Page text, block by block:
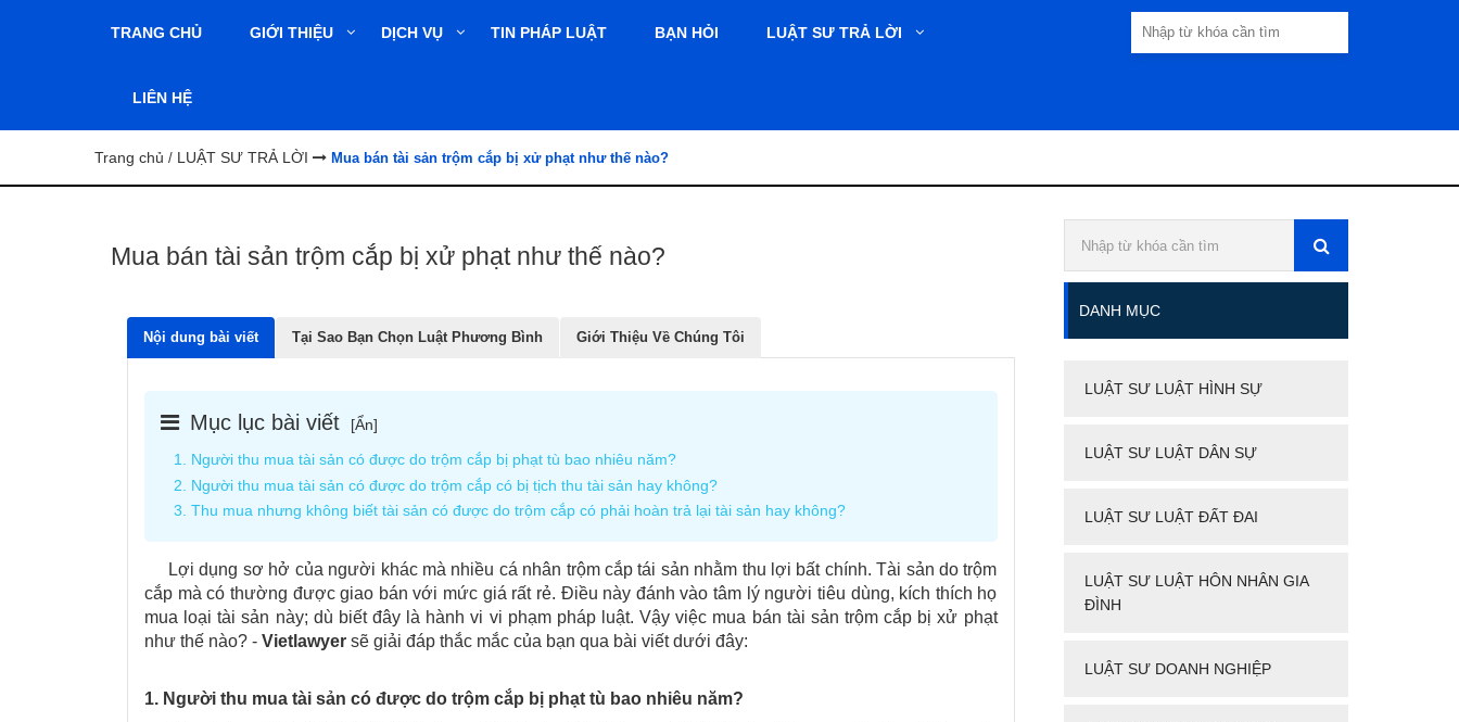
TRANG CHỦ GIỚI THIỆU DỊCH VỤ TIN PHÁP LUẬT BẠN HỎI LUẬT SƯ TRẢ LỜI
LIÊN HỆ
Trang chủ / LUẬT SƯ TRẢ LỜI Mua bán tài sản trộm cắp bị xử phạt như thế nào?
Mua bán tài sản trộm cắp bị xử phạt như thế nào?
Nội dung bài viết Tại Sao Bạn Chọn Luật Phương Bình Giới Thiệu Về Chúng Tôi
Mục lục bài viết [Ẩn]
1. Người thu mua tài sản có được do trộm cắp bị phạt tù bao nhiêu năm?
2. Người thu mua tài sản có được do trộm cắp có bị tịch thu tài sản hay không?
3. Thu mua nhưng không biết tài sản có được do trộm cắp có phải hoàn trả lại tài sản hay không?
Lợi dụng sơ hở của người khác mà nhiều cá nhân trộm cắp tái sản nhằm thu lợi bất chính. Tài sản do trộm
cắp mà có thường được giao bán với mức giá rất rẻ. Điều này đánh vào tâm lý người tiêu dùng, kích thích họ
mua loại tài sản này; dù biết đây là hành vi vi phạm pháp luật. Vậyviệc mua bán tài sản trộm cắp bị xử phạt
như thế nào? - Vietlawyer sẽ giải đáp thắc mắc của bạn qua bài viết dưới đây:
1. Người thu mua tài sản có được do trộm cắp bị phạt tù bao nhiêu năm?
DANH MỤC
LUẬT SƯ LUẬT HÌNH SỰ
LUẬT SƯ LUẬT DÂN SỰ
LUẬT SƯ LUẬT ĐẤT ĐAI
LUẬT SƯ LUẬT HÔN NHÂN GIA
ĐÌNH
LUẬT SƯ DOANH NGHIỆP